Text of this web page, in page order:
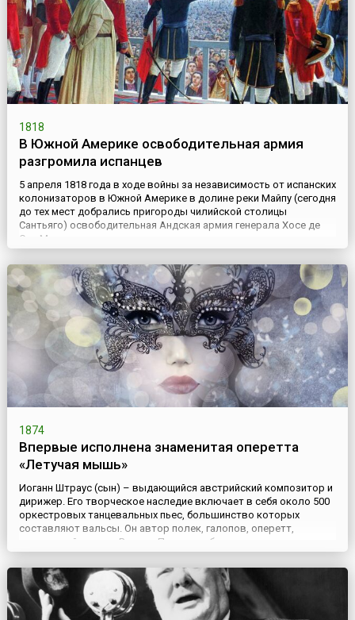
1818
В Южной Америке освободительная армия
разгромила испанцев
5 апреля 1818 года в ходе войны за независимость от испанских
колонизаторов в Южной Америке в долине реки Майпу (сегодня
до тех мест добрались пригороды чилийской столицы
Сантьяго) освободительная Андская армия генерала Хосе де
Сан-Мартина разгромила испанцев во главе с генералом
Мариано Осорио. Битва при Майпу (исп. Batalla de Maipú) —
последняя крупная битва в войне за независимость Чили. ...
1874
Впервые исполнена знаменитая оперетта
«Летучая мышь»
Иоганн Штраус (сын) – выдающийся австрийский композитор и
дирижер. Его творческое наследие включает в себя около 500
оркестровых танцевальных пьес, большинство которых
составляют вальсы. Он автор полек, галопов, оперетт,
комической оперы «Рыцарь Пазман» и балета
«Золушка».Штраус-сын вошел в историю музыки, прежде
всего, как мастер классического венского вальса, но также он
получил известность ...